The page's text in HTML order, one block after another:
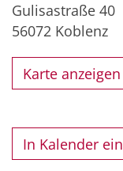
Gulisastraße 40
56072 Koblenz
Karte anzeigen
In Kalender